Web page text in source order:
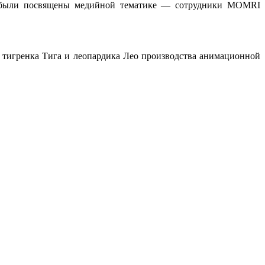
посвящены медийной тематике — сотрудники MOMRI
Тига и леопардика Лео производства анимационной